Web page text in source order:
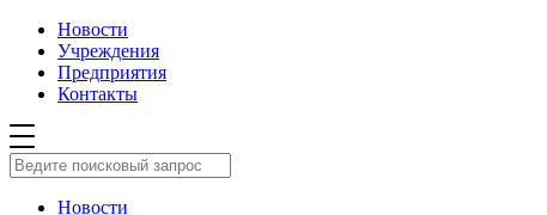
Новости
Учреждения
Предприятия
Контакты
Новости